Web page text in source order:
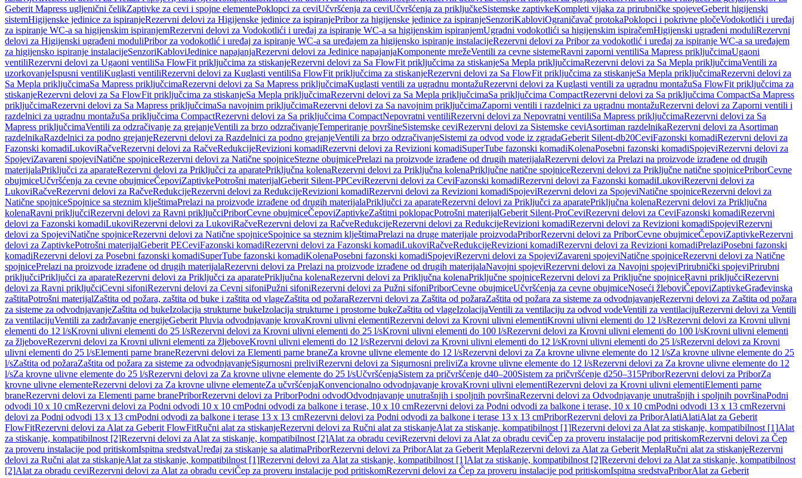
Geberit Mapress ugljenični čelikZaptivke za cevi i spojne elementePoklopci za ceviUčvršćenja za ceviUčvršćenja za priključkeSistemske zaptivkeKompleti vijaka za prirubničke spojeveGeberit higijenski
sistemHigijenske jedinice za ispiranjeRezervni delovi za Higijenske jedinice za ispiranjePribor za higijenske jedinice za ispiranjeSenzoriKabloviOgraničavač protokaPoklopci i pokrivne pločeVodokotlići i uređaj
za ispiranje WC-a sa higijenskim ispiranjemRezervni delovi za Vodokotlići i uređaj za ispiranje WC-a sa higijenskim ispiranjemUgradni vodokotlići sa higijenskim ispiračemHigijenski ugrađeni moduliRezervni
delovi za Higijenski ugrađeni moduliPribor za vodokotlić i uređaj za ispiranje WC-a sa uređajem za higijensko ispiranje instalacijeRezervni delovi za Pribor za vodokotlić i uređaj za ispiranje WC-a sa uređajem
za higijensko ispiranje instalacijeSenzoriKabloviJedinice napajanjaRezervni delovi za Jedinice napajanjaKomponente mrežeVentili za cevne sistemeRavni zaporni ventiliSa Mapress priključcimaUgaoni
ventiliRezervni delovi za Ugaoni ventiliSa FlowFit priključcima za stiskanjeRezervni delovi za Sa FlowFit priključcima za stiskanjeSa Mepla priključcimaRezervni delovi za Sa Mepla priključcimaVentili za
uzorkovanjeIspusni ventiliKuglasti ventiliRezervni delovi za Kuglasti ventiliSa FlowFit priključcima za stiskanjeRezervni delovi za Sa FlowFit priključcima za stiskanjeSa Mepla priključcimaRezervni delovi za
Sa Mepla priključcimaSa Mapress priključcimaRezervni delovi za Sa Mapress priključcimaKuglasti ventili za ugradnu montažuRezervni delovi za Kuglasti ventili za ugradnu montažuSa FlowFit priključcima za
stiskanjeRezervni delovi za Sa FlowFit priključcima za stiskanjeSa Mepla priključcimaRezervni delovi za Sa Mepla priključcimaSa priključcima CompactRezervni delovi za Sa priključcima CompactSa Mapress
priključcimaRezervni delovi za Sa Mapress priključcimaSa navojnim priključcimaRezervni delovi za Sa navojnim priključcimaZaporni ventili i razdelnici za ugradnu montažuRezervni delovi za Zaporni ventili i
razdelnici za ugradnu montažuSa priključcima CompactRezervni delovi za Sa priključcima CompactNepovratni ventiliRezervni delovi za Nepovratni ventiliSa Mapress priključcimaRezervni delovi za Sa
Mapress priključcimaVentili za odzračivanje za grejanjeVentili za brzo odzračivanjeTemperiranje površineSistemske ceviRezervni delovi za Sistemske ceviAsortiman razdelnikaRezervni delovi za Asortiman
razdelnikaRazdelnici za podno grejanjeRezervni delovi za Razdelnici za podno grejanjeVentili za brzo odzračivanjeSistemi za odvod vode iz zgradaGeberit Silent-db20CeviFazonski komadiRezervni delovi za
Fazonski komadiLukoviRačveRezervni delovi za RačveRedukcijeRevizioni komadiRezervni delovi za Revizioni komadiSuperTube fazonski komadiKolenaPosebni fazonski komadiSpojeviRezervni delovi za
SpojeviZavareni spojeviNatične spojniceRezervni delovi za Natične spojniceStezne obujmicePrelazi na proizvode izrađene od drugih materijalaRezervni delovi za Prelazi na proizvode izrađene od drugih
materijalaPriključci za aparateRezervni delovi za Priključci za aparatePriključna kolenaRezervni delovi za Priključna kolenaPriključne natične spojniceRezervni delovi za Priključne natične spojnicePriborCevne
obujmiceUčvršćenja za cevne obujmiceČepoviZaptivkePotrošni materijalGeberit Silent-PPCeviRezervni delovi za CeviFazonski komadiRezervni delovi za Fazonski komadiLukoviRezervni delovi za
LukoviRačveRezervni delovi za RačveRedukcijeRezervni delovi za RedukcijeRevizioni komadiRezervni delovi za Revizioni komadiSpojeviRezervni delovi za SpojeviNatične spojniceRezervni delovi za
Natične spojniceSpojnice sa steznim klještimaPrelazi na proizvode izrađene od drugih materijalaPriključci za aparateRezervni delovi za Priključci za aparatePriključna kolenaRezervni delovi za Priključna
kolenaRavni priključciRezervni delovi za Ravni priključciPriborCevne obujmiceČepoviZaptivkeZaštitni poklopacPotrošni materijalGeberit Silent-ProCeviRezervni delovi za CeviFazonski komadiRezervni
delovi za Fazonski komadiLukoviRezervni delovi za LukoviRačveRezervni delovi za RačveRedukcijeRezervni delovi za RedukcijeRevizioni komadiRezervni delovi za Revizioni komadiSpojeviRezervni
delovi za SpojeviNatične spojniceRezervni delovi za Natične spojniceSpojnice sa steznim klještimaPrelazi na druge materijale proizvodaPriborRezervni delovi za PriborCevne obujmiceČepoviZaptivkeRezervni
delovi za ZaptivkePotrošni materijalGeberit PECeviFazonski komadiRezervni delovi za Fazonski komadiLukoviRačveRedukcijeRevizioni komadiRezervni delovi za Revizioni komadiPrelaziPosebni fazonski
komadiRezervni delovi za Posebni fazonski komadiSuperTube fazonski komadiKolenaPosebni fazonski komadiSpojeviRezervni delovi za SpojeviZavareni spojeviNatične spojniceRezervni delovi za Natične
spojnicePrelazi na proizvode izrađene od drugih materijalaRezervni delovi za Prelazi na proizvode izrađene od drugih materijalaNavojni spojeviRezervni delovi za Navojni spojeviPrirubnički spojeviPrirubni
priključciPriključci za aparateRezervni delovi za Priključci za aparatePriključna kolenaRezervni delovi za Priključna kolenaPriključne spojniceRezervni delovi za Priključne spojniceRavni priključciRezervni
delovi za Ravni priključciCevni sifoniRezervni delovi za Cevni sifoniPužni sifoniRezervni delovi za Pužni sifoniPriborCevne obujmiceUčvršćenja za cevne obujmiceNoseći žleboviČepoviZaptivkeGrađevinska
zaštitaPotrošni materijalZaštita od požara, zaštita od buke i zaštita od vlageZaštita od požaraRezervni delovi za Zaštita od požaraZaštita od požara za sisteme za odvodnjavanjeRezervni delovi za Zaštita od požara
za sisteme za odvodnjavanjeZaštita od bukeIzolacija strukturne bukeIzolacija strukturne i prostorne bukeZaštita od vlageIzolacijaVentili za ventilaciju za odvod vodeVentili za ventilacijuRezervni delovi za Ventili
za ventilacijuVentili za zadržavanje energijeGeberit Pluvia odvodnjavanje krovaKrovni ulivni elementiRezervni delovi za Krovni ulivni elementiKrovni ulivni elementi do 12 l/sRezervni delovi za Krovni ulivni
elementi do 12 l/sKrovni ulivni elementi do 25 l/sRezervni delovi za Krovni ulivni elementi do 25 l/sKrovni ulivni elementi do 100 l/sRezervni delovi za Krovni ulivni elementi do 100 l/sKrovni ulivni elementi
za žljeboveRezervni delovi za Krovni ulivni elementi za žljeboveKrovni ulivni elementi do 12 l/sRezervni delovi za Krovni ulivni elementi do 12 l/sKrovni ulivni elementi do 25 l/sRezervni delovi za Krovni
ulivni elementi do 25 l/sElementi parne braneRezervni delovi za Elementi parne braneZa krovne ulivne elemente do 12 l/sRezervni delovi za Za krovne ulivne elemente do 12 l/sZa krovne ulivne elemente do 25
l/sZaštita od požaraZaštita od požara za sisteme za odvodnjavanjeSigurnosni preliviRezervni delovi za Sigurnosni preliviZa krovne ulivne elemente do 12 l/sRezervni delovi za Za krovne ulivne elemente do 12
l/sZa krovne ulivne elemente do 25 l/sRezervni delovi za Za krovne ulivne elemente do 25 l/sUčvršćenjaSistem za pričvršćenje d40–200Sistem za pričvršćenje d250–315PriborRezervni delovi za PriborZa
krovne ulivne elementeRezervni delovi za Za krovne ulivne elementeZa učvršćenjaKonvencionalno odvodnjavanje krovaKrovni ulivni elementiRezervni delovi za Krovni ulivni elementiElementi parne
braneRezervni delovi za Elementi parne branePriborRezervni delovi za PriborPodni odvodOdvodnjavanje unutrašnjih i spoljnih površinaRezervni delovi za Odvodnjavanje unutrašnjih i spoljnih površinaPodni
odvodi 10 x 10 cmRezervni delovi za Podni odvodi 10 x 10 cmPodni odvodi za balkone i terase, 10 x 10 cmRezervni delovi za Podni odvodi za balkone i terase, 10 x 10 cmPodni odvodi 13 x 13 cmRezervni
delovi za Podni odvodi 13 x 13 cmPodni odvodi za balkone i terase 13 x 13 cmRezervni delovi za Podni odvodi za balkone i terase 13 x 13 cmPriborRezervni delovi za PriborAlatiAlatiAlat za Geberit
FlowFitRezervni delovi za Alat za Geberit FlowFitRučni alat za stiskanjeRezervni delovi za Ručni alat za stiskanjeAlat za stiskanje, kompatibilnost [1]Rezervni delovi za Alat za stiskanje, kompatibilnost [1]Alat
za stiskanje, kompatibilnost [2]Rezervni delovi za Alat za stiskanje, kompatibilnost [2]Alat za obradu ceviRezervni delovi za Alat za obradu ceviČep za proveru instalacije pod pritiskomRezervni delovi za Čep
za proveru instalacije pod pritiskomIspitna sredstvaUređaj za stiskanje sa alatimaPriborRezervni delovi za PriborAlat za Geberit MeplaRezervni delovi za Alat za Geberit MeplaRučni alat za stiskanjeRezervni
delovi za Ručni alat za stiskanjeAlat za stiskanje, kompatibilnost [1]Rezervni delovi za Alat za stiskanje, kompatibilnost [1]Alat za stiskanje, kompatibilnost [2]Rezervni delovi za Alat za stiskanje, kompatibilnost
[2]Alat za obradu ceviRezervni delovi za Alat za obradu ceviČep za proveru instalacije pod pritiskomRezervni delovi za Čep za proveru instalacije pod pritiskomIspitna sredstvaPriborAlat za Geberit